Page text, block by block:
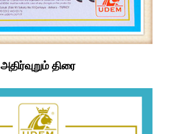
அதிர்வுறும் திரை